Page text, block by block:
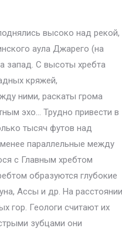
высоко над рекой,
аула Джарего (на
запад. С высоты хребта
кряжей,
ними, раскаты грома
эхо… Трудно привести в
тысяч футов над
параллельные между
с Главным хребтом
образуются глубокие
Ассы и др. На расстоянии
гор. Геологи считают их
зубцами они